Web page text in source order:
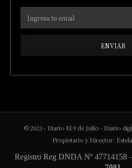
ENVIAR
© 2023 - Diario El 9 de Julio - Diario
Propietario y Director:
Registro Reg DNDA Nº 47714158